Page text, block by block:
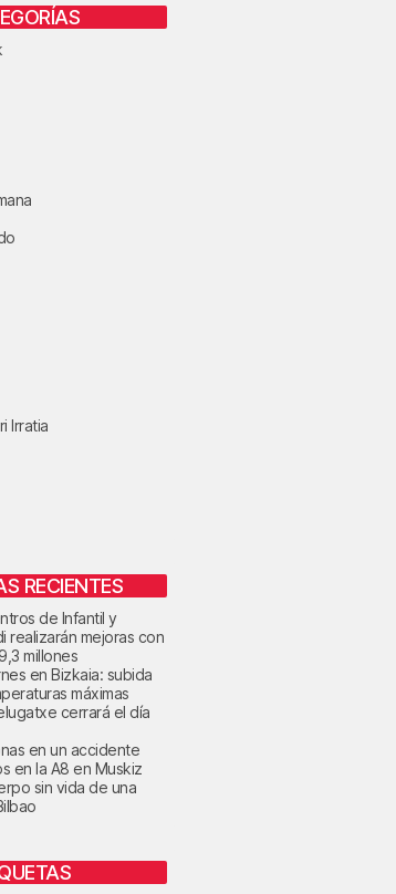
Irratia
RECIENTES
de Infantil y
realizarán mejoras con
millones
en Bizkaia: subida
máximas
cerrará el día
en un accidente
en la A8 en Muskiz
sin vida de una